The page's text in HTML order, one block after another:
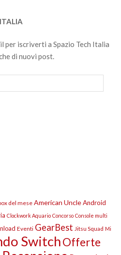
per iscriverti a Spazio Tech Italia
di nuovi post.
del mese American UncleAndroid
Clockwork Aquario Concorso Console multi
Eventi GearBest Jitsu Squad Mi
SwitchOfferte